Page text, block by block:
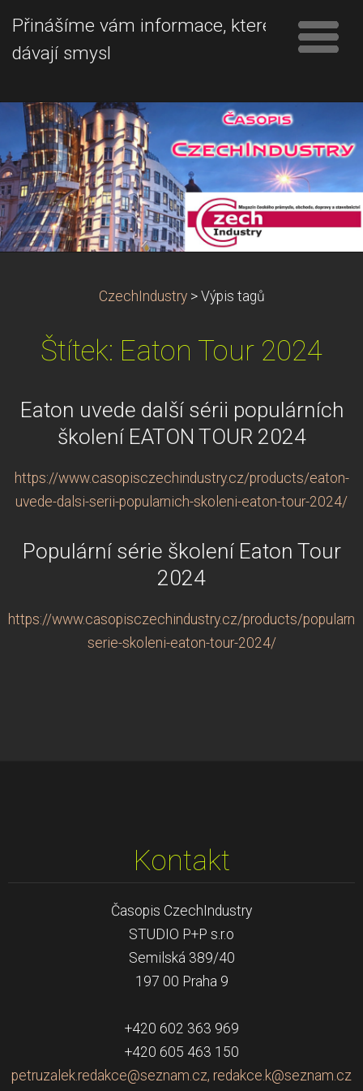
Přinášíme vám informace, které
dávají smysl
CzechIndustry > Výpis tagů
Štítek: Eaton Tour 2024
Eaton uvede další sérii populárních
školení EATON TOUR 2024
https://www.casopisczechindustry.cz/products/eaton-
uvede-dalsi-serii-popularnich-skoleni-eaton-tour-2024/
Populární série školení Eaton Tour
2024
https://www.casopisczechindustry.cz/products/popularni-
serie-skoleni-eaton-tour-2024/
Kontakt
Časopis CzechIndustry
STUDIO P+P s.r.o
Semilská 389/40
197 00 Praha 9
+420 602 363 969
+420 605 463 150
petruzalek.redakce@seznam.cz, redakce.k@seznam.cz